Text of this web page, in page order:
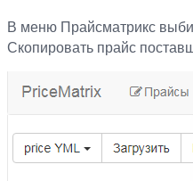
В меню Прайсматрикс
Скопировать прайс